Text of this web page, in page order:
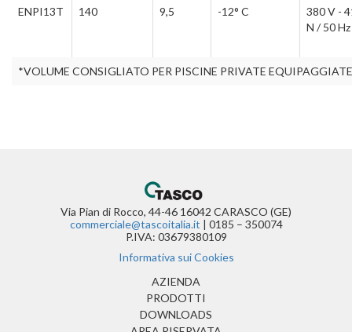
ENPI13T 140 9,5 -12° C
380 V -
N / 50 Hz
*VOLUME CONSIGLIATO PER PISCINE PRIVATE
Via Pian di Rocco, 44-46 16042 CARASCO (GE)
commerciale@tascoitalia.it | 0185 – 350074
P.IVA: 03679380109
Informativa sui Cookies
AZIENDA
PRODOTTI
DOWNLOADS